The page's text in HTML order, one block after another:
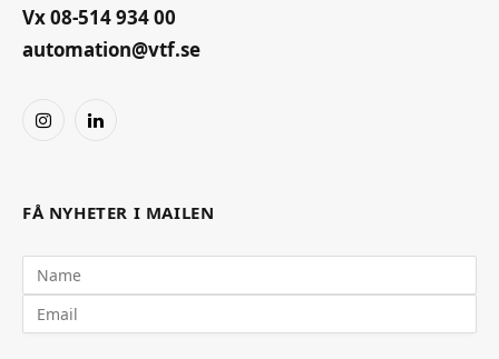
Vx 08-514 934 00
automation@vtf.se
InstagramLinkedIn
FÅ NYHETER I MAILEN